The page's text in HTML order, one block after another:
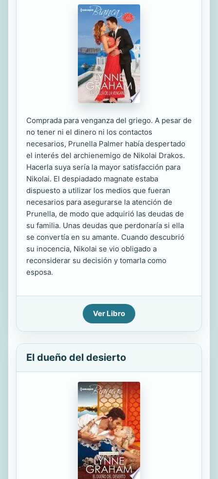
Comprada para venganza del griego. A pesar de
no tener ni el dinero ni los contactos
necesarios, Prunella Palmer había despertado
el interés del archienemigo de Nikolai Drakos.
Hacerla suya sería la mayor satisfacción para
Nikolai. El despiadado magnate estaba
dispuesto a utilizar los medios que fueran
necesarios para asegurarse la atención de
Prunella, de modo que adquirió las deudas de
su familia. Unas deudas que perdonaría si ella
se convertía en su amante. Cuando descubrió
su inocencia, Nikolai se vio obligado a
reconsiderar su decisión y tomarla como
esposa.
Ver Libro
El dueño del desierto